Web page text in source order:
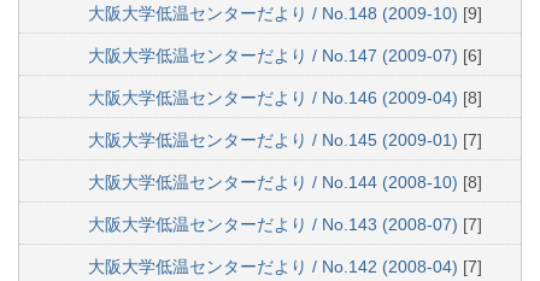
大阪大学低温センターだより / No.148 (2009-10) [9]
大阪大学低温センターだより / No.147 (2009-07) [6]
大阪大学低温センターだより / No.146 (2009-04) [8]
大阪大学低温センターだより / No.145 (2009-01) [7]
大阪大学低温センターだより / No.144 (2008-10) [8]
大阪大学低温センターだより / No.143 (2008-07) [7]
大阪大学低温センターだより / No.142 (2008-04) [7]